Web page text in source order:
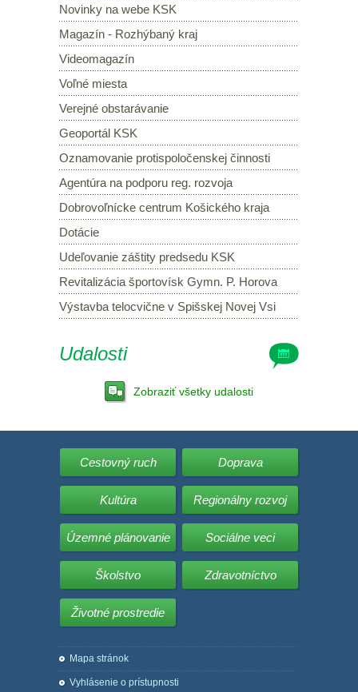
Novinky na webe KSK
Magazín - Rozhýbaný kraj
Videomagazín
Voľné miesta
Verejné obstarávanie
Geoportál KSK
Oznamovanie protispoločenskej činnosti
Agentúra na podporu reg. rozvoja
Dobrovoľnícke centrum Košického kraja
Dotácie
Udeľovanie záštity predsedu KSK
Revitalizácia športovísk Gymn. P. Horova
Výstavba telocvične v Spišskej Novej Vsi
Udalosti
Zobraziť všetky udalosti
Cestovný ruch Doprava
Kultúra Regionálny rozvoj
Územné plánovanie Sociálne veci
Školstvo Zdravotníctvo
Životné prostredie
Mapa stránok
Vyhlásenie o prístupnosti